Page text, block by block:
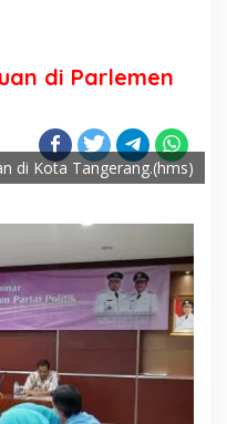
di Parlemen
di Kota Tangerang.(hms)